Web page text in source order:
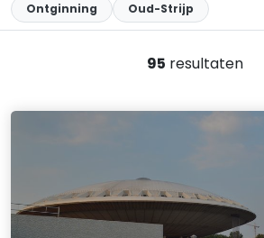
Ontginning
Oud-Strijp
95 resultaten